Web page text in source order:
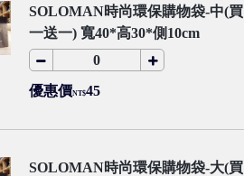
SOLOMAN時尚環保購物袋-中(買
一送一) 寬40*高30*側10cm
優惠價NT$45
SOLOMAN時尚環保購物袋-大(買